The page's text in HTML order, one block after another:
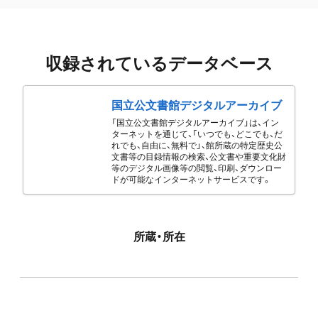
収録されているデータベース
国立公文書館デジタルアーカイブ
「国立公文書館デジタルアーカイブ」は、イン
ターネットを通じて、「いつでも、どこでも、だ
れでも、自由に、無料で」、館所蔵の特定歴史公
文書等の目録情報の検索、公文書や重要文化財
等のデジタル画像等の閲覧、印刷、ダウンロー
ドが可能なインターネットサービスです。
所蔵・所在